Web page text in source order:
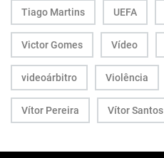
Tiago Martins UEFA
Victor Gomes Vídeo
videoárbitro Violência
Vítor Pereira Vítor Santos